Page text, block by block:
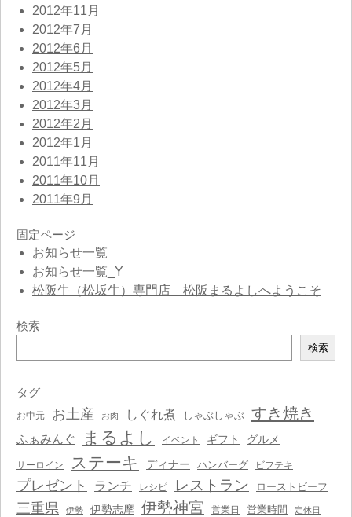
2012年11月
2012年7月
2012年6月
2012年5月
2012年4月
2012年3月
2012年2月
2012年1月
2011年11月
2011年10月
2011年9月
固定ページ
お知らせ一覧
お知らせ一覧_Y
松阪牛（松坂牛）専門店 松阪まるよしへようこそ
検索
索
検索
タグ
お中元 お土産 お肉 しぐれ煮 しゃぶしゃぶ すき焼き
ふぁみんぐ まるよし イベント ギフト グルメ
サーロイン ステーキ ディナー ハンバーグ ビフテキ
プレゼント ランチ レシピ レストラン ローストビーフ
三重県 伊勢 伊勢志摩 伊勢神宮 営業日 営業時間 定休日